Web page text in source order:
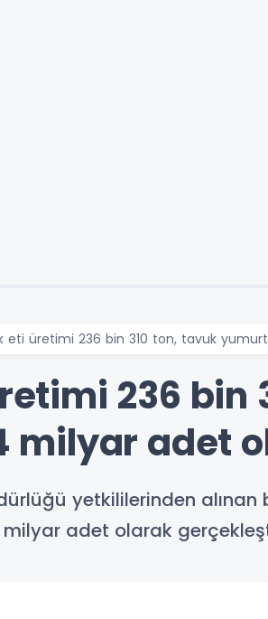
eti üretimi 236 bin 310 ton, tavuk
236 bin
milyar adet
yetkililerinden
milyar adet olarak